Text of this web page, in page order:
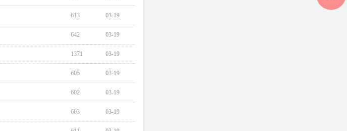
03-19
613
03-19
642
03-19
1371
03-19
605
03-19
602
03-19
603